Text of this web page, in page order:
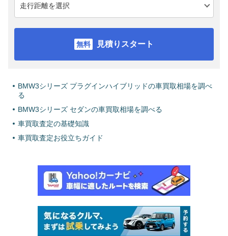
見積りスタート
BMW3シリーズ プラグインハイブリッドの車買取相場を調べ
る
BMW3シリーズ セダンの車買取相場を調べる
車買取査定の基礎知識
車買取査定お役立ちガイド